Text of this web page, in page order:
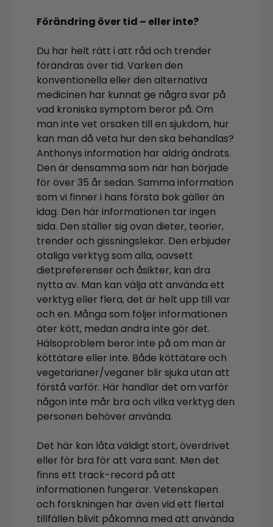
Förändring över tid – eller inte?
Du har helt rätt i att råd och trender
förändras över tid. Varken den
konventionella eller den alternativa
medicinen har kunnat ge några svar på
vad kroniska symptom beror på. Om
man inte vet orsaken till en sjukdom, hur
kan man då veta hur den ska behandlas?
Anthonys information har aldrig ändrats.
Den är densamma som när han började
för över 35 år sedan. Samma information
som vi finner i hans första bok gäller än
idag. Den här informationen tar ingen
sida. Den ställer sig ovan dieter, teorier,
trender och gissningslekar. Den erbjuder
otaliga verktyg som alla, oavsett
dietpreferenser och åsikter, kan dra
nytta av. Man kan välja att använda ett
verktyg eller flera, det är helt upp till var
och en. Många som följer informationen
äter kött, medan andra inte gör det.
Hälsoproblem beror inte på om man är
köttätare eller inte. Både köttätare och
vegetarianer/veganer blir sjuka utan att
förstå varför. Här handlar det om varför
någon inte mår bra och vilka verktyg den
personen behöver använda.
Det här kan låta väldigt stort, överdrivet
eller för bra för att vara sant. Men det
finns ett track-record på att
informationen fungerar. Vetenskapen
och forskningen har även vid ett flertal
tillfällen blivit påkomna med att använda